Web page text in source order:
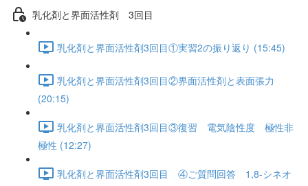
乳化剤と界面活性剤 3回目
乳化剤と界面活性剤3回目①実習2の振り返り (15:45)
乳化剤と界面活性剤3回目②界面活性剤と表面張力
(20:15)
乳化剤と界面活性剤3回目③復習 電気陰性度 極性非
極性 (12:27)
乳化剤と界面活性剤3回目 ④ご質問回答 1,8-シネオ